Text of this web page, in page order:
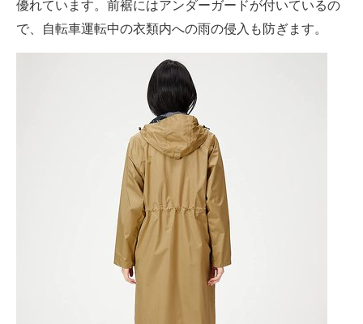
優れています。前裾にはアンダーガードが付いているの
で、自転車運転中の衣類内への雨の侵入も防ぎます。